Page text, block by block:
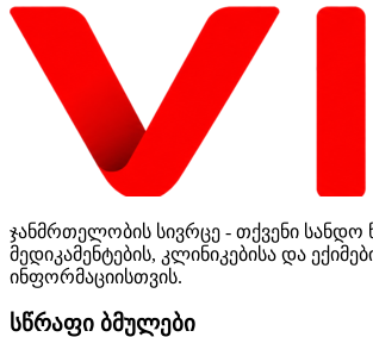
ჯანმრთელობის სივრცე - თქვენი სანდო
მედიკამენტების, კლინიკებისა და
ინფორმაციისთვის.
სწრაფი ბმულები